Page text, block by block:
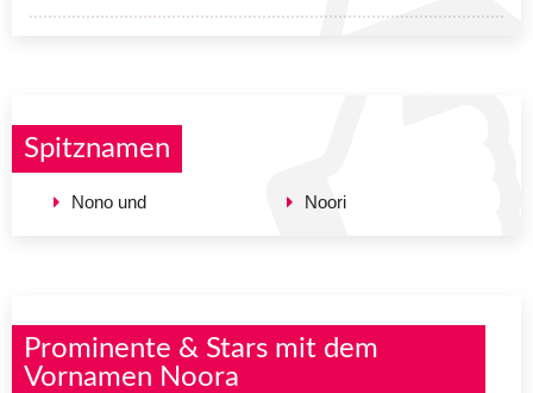
Spitznamen
Nono und Noori
Prominente & Stars mit dem
Vornamen Noora